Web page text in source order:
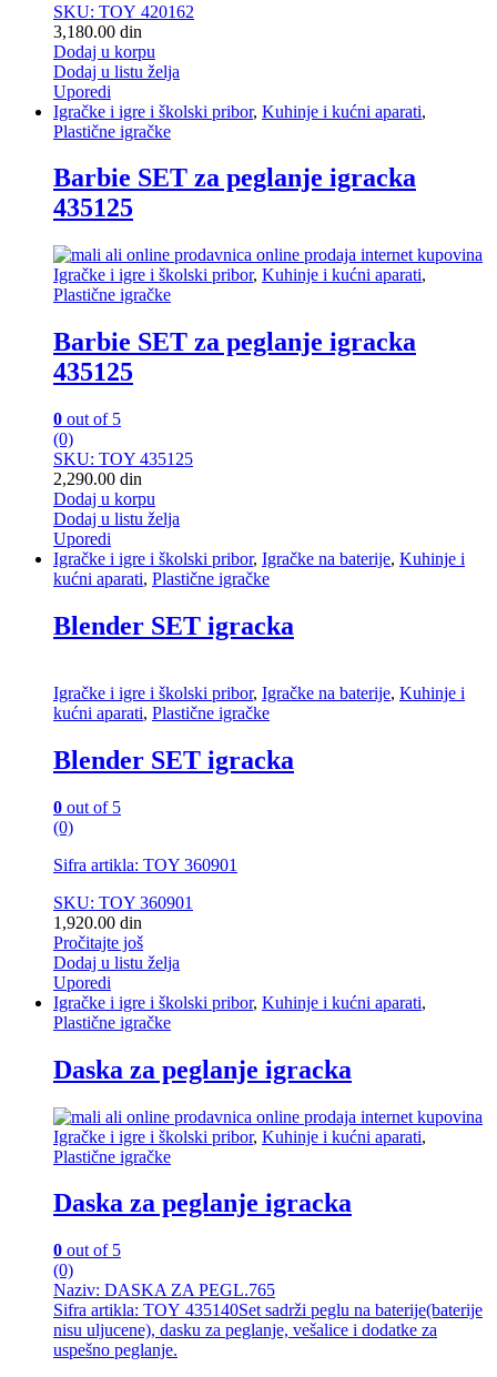
SKU: TOY 420162
3,180.00 din
Dodaj u korpu
Dodaj u listu želja
Uporedi
Igračke i igre i školski pribor, Kuhinje i kućni aparati,
Plastične igračke
Barbie SET za peglanje igracka
435125
Igračke i igre i školski pribor, Kuhinje i kućni aparati,
Plastične igračke
Barbie SET za peglanje igracka
435125
0 out of 5
(0)
SKU: TOY 435125
2,290.00 din
Dodaj u korpu
Dodaj u listu želja
Uporedi
Igračke i igre i školski pribor, Igračke na baterije, Kuhinje i
kućni aparati, Plastične igračke
Blender SET igracka
Igračke i igre i školski pribor, Igračke na baterije, Kuhinje i
kućni aparati, Plastične igračke
Blender SET igracka
0 out of 5
(0)
Sifra artikla: TOY 360901
SKU: TOY 360901
1,920.00 din
Pročitajte još
Dodaj u listu želja
Uporedi
Igračke i igre i školski pribor, Kuhinje i kućni aparati,
Plastične igračke
Daska za peglanje igracka
Igračke i igre i školski pribor, Kuhinje i kućni aparati,
Plastične igračke
Daska za peglanje igracka
0 out of 5
(0)
Naziv: DASKA ZA PEGL.765
Sifra artikla: TOY 435140Set sadrži peglu na baterije(baterije
nisu uljucene), dasku za peglanje, vešalice i dodatke za
uspešno peglanje.